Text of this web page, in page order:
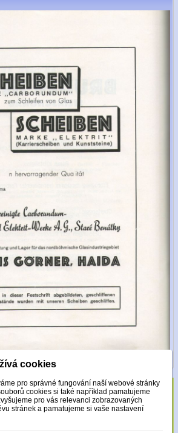
krystaly Made with
cookies
pro správné fungování naší webové stránky
cookies si také například pamatujeme
pro vás relevanci zobrazovaných
stránek a pamatujeme si vaše nastavení